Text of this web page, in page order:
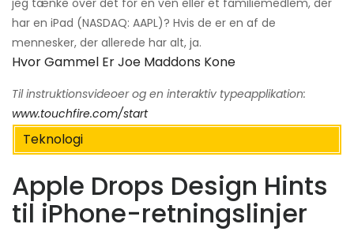
har en iPad (NASDAQ: AAPL)? Hvis de er en af ​​de
mennesker, der allerede har alt, ja.
Hvor Gammel Er Joe Maddons Kone
Til instruktionsvideoer og en interaktiv typeapplikation:
www.touchfire.com/start
Teknologi
Apple Drops Design Hints
til iPhone-retningslinjer